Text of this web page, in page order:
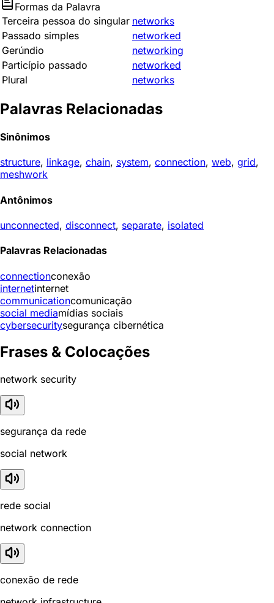
Formas da Palavra
Terceira pessoa do singular networks
Passado simples
networked
Gerúndio
networking
Particípio passado
networked
Plural
networks
Palavras Relacionadas
Sinônimos
structure, linkage, chain, system, connection, web, grid,
meshwork
Antônimos
unconnected, disconnect, separate, isolated
Palavras Relacionadas
connectionconexão
internetinternet
communicationcomunicação
social mediamídias sociais
cybersecuritysegurança cibernética
Frases & Colocações
network security
segurança da rede
social network
rede social
network connection
conexão de rede